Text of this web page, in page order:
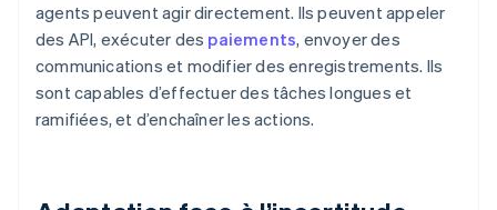
agents peuvent agir directement. Ils peuvent appeler
des API, exécuter des paiements, envoyer des
communications et modifier des enregistrements. Ils
sont capables d’effectuer des tâches longues et
ramifiées, et d’enchaîner les actions.